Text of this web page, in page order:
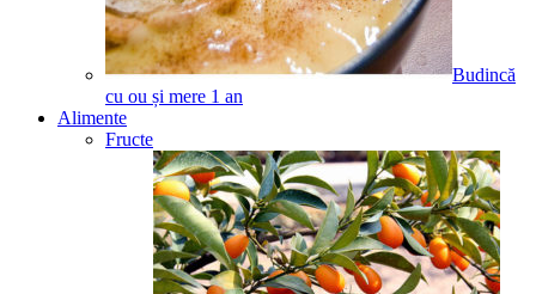
Budincă
cu ou și mere 1 an
Alimente
Fructe